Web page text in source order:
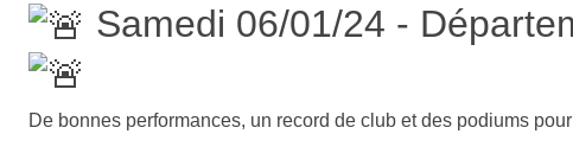
Samedi 06/01/24 -
De bonnes performances, un record de club et des podiums